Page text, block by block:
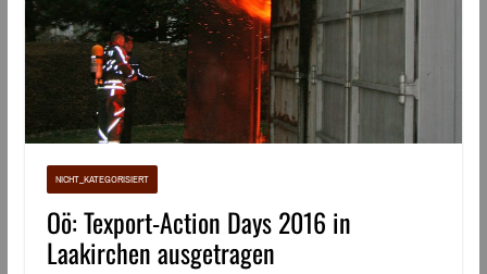
NICHT_KATEGORISIERT
Oö: Texport-Action Days 2016 in
Laakirchen ausgetragen